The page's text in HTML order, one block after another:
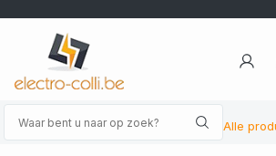
Alle